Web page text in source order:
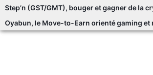
Step’n (GST/GMT), bouger et gagner de la
Oyabun, le Move-to-Earn orienté gaming et